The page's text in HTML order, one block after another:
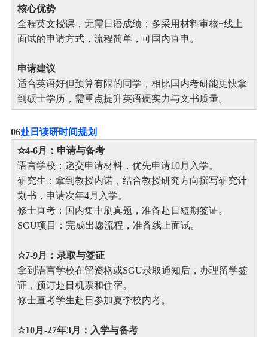
核心优势
全程英文授课，无需日语成绩；多采用材料审核+线上
面试的申请方式，流程简单，可国内直申。
申请建议
适合英语好但预算有限的同学，相比国内考研能更快拿
到硕士学历，需重点提升英语硬实力与文书质量。
06赴日读研时间规划
✫4-6月：申请与备考
语言学校：递交申请材料，优先申请10月入学。
研究生：拿到教授内诺，结合教授研究方向撰写研究计
划书，申请次年4月入学。
修士直考：国内集中刷真题，准备赴日短期签证。
SGU项目：完成出愿流程，准备线上面试。
✫7-9月：录取与签证
拿到语言学校在留资格或SGU录取通知后，办理留学签
证，预订赴日机票和住宿。
修士直考学生赴日参加夏季校内考。
✫10月-27年3月：入学与备考